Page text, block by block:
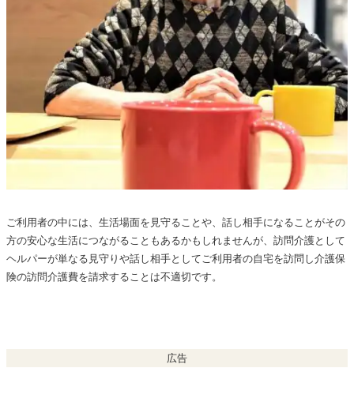
ご利用者の中には、生活場面を見守ることや、話し相手になることがその
方の安心な生活につながることもあるかもしれませんが、訪問介護として
ヘルパーが単なる見守りや話し相手としてご利用者の自宅を訪問し介護保
険の訪問介護費を請求することは不適切です。
広告